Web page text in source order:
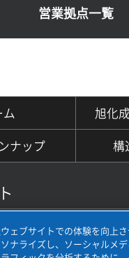
営業拠点一覧
ム
旭化
ナップ
構
ス
ェブサイトでの体験を向上
ナライズし、ソーシャルメ